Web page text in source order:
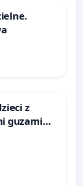
z
guzami
w